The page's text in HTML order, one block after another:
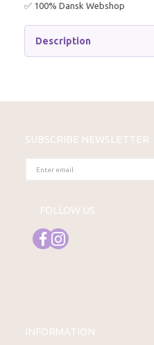
✅ 100% Dansk Webshop
Description
SUBSCRIBE NEWSLETTER
EMAIL
FOLLOW US
INFORMATION